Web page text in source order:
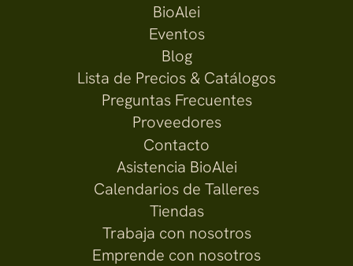
BioAlei
Eventos
Blog
Lista de Precios & Catálogos
Preguntas Frecuentes
Proveedores
Contacto
Asistencia BioAlei
Calendarios de Talleres
Tiendas
Trabaja con nosotros
Emprende con nosotros